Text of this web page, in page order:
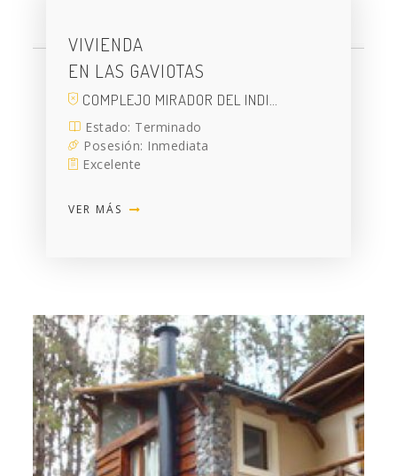
VIVIENDA
EN LAS GAVIOTAS
COMPLEJO MIRADOR DEL INDI…
Estado: Terminado
Posesión: Inmediata
Excelente
VER MÁS